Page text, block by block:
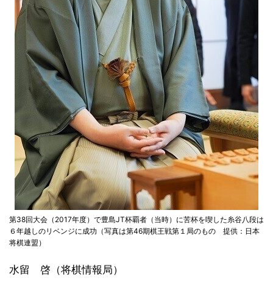
第38回大会（2017年度）で豊島JT杯覇者（当時）に苦杯を喫した糸谷八段は
６年越しのリベンジに成功（写真は第46期棋王戦第１局のもの 提供：日本
将棋連盟）
水留 啓（将棋情報局）